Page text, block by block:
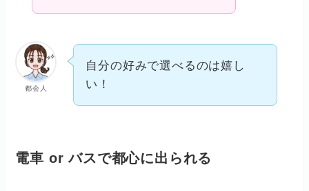
都会人
自分の好みで選べるのは嬉し
い！
電車 or バスで都心に出られる